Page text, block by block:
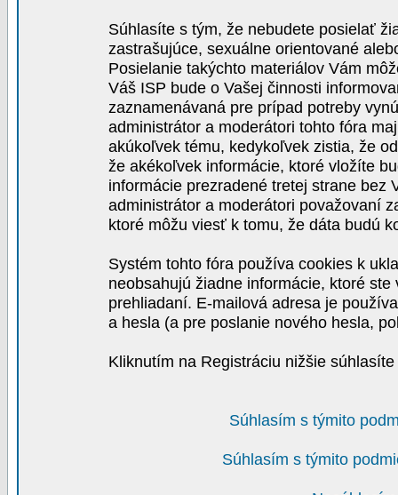
Súhlasíte s tým, že nebudete posielať
zastrašujúce, sexuálne orientované
Posielanie takýchto materiálov Vám
Váš ISP bude o Vašej činnosti
zaznamenávaná pre prípad potreby
administrátor a moderátori tohto fóra
akúkoľvek tému, kedykoľvek zistia, že
že akékoľvek informácie, ktoré vložíte
informácie prezradené tretej strane bez
administrátor a moderátori považovaní
ktoré môžu viesť k tomu, že dáta budú
Systém tohto fóra používa cookies k
neobsahujú žiadne informácie, ktoré
prehliadaní. E-mailová adresa je
a hesla (a pre poslanie nového hesla,
Kliknutím na Registráciu nižšie
Súhlasím s týmito
Súhlasím s týmito